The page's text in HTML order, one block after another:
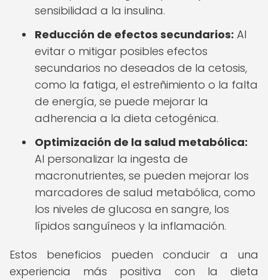
sensibilidad a la insulina.
Reducción de efectos secundarios: Al
evitar o mitigar posibles efectos
secundarios no deseados de la cetosis,
como la fatiga, el estreñimiento o la falta
de energía, se puede mejorar la
adherencia a la dieta cetogénica.
Optimización de la salud metabólica:
Al personalizar la ingesta de
macronutrientes, se pueden mejorar los
marcadores de salud metabólica, como
los niveles de glucosa en sangre, los
lípidos sanguíneos y la inflamación.
Estos beneficios pueden conducir a una
experiencia más positiva con la dieta